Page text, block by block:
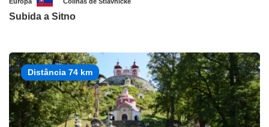
Subida a Sitno
Distância 74 km